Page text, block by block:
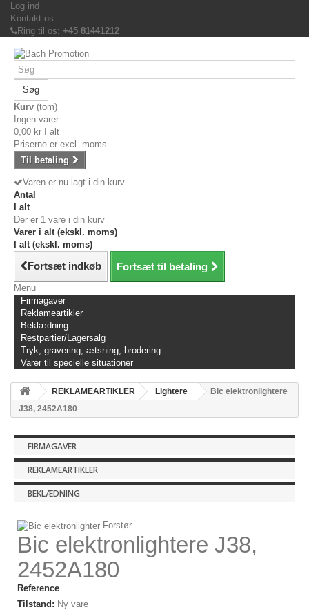
Log ind
Kontakt os
Ring til os: +45 81441212
Søg
Kurv (tom)
Ingen varer
0,00 kr
I alt
Priserne er excl. moms
Til betaling
Varen er nu lagt i din kurv
Antal
I alt
Der er 1 vare i din kurv
Varer i alt (ekskl. moms)
I alt (ekskl. moms)
Fortsæt indkøb Fortsæt til betaling
Menu
Firmagaver
Reklameartikler
Beklædning
Restpartier/Lagersalg
Tryk, gravering, ætsning, brodering
Varer til specielle situationer
REKLAMEARTIKLER Lightere
Bic elektronlightere
J38, 2452A180
FIRMAGAVER
REKLAMEARTIKLER
BEKLÆDNING
Forstør
Bic elektronlightere J38,
2452A180
Reference
Tilstand: Ny vare